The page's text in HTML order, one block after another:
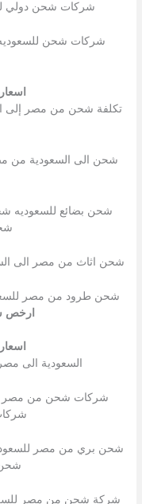
شركات شحن دولي
شركات شحن
تكلفة شحن من مصر إلى
شحن الى السعودية من
شحن بضائع للسعوديه
شحن اثاث من مصر الى
شحن طرود من مصر
ارخص
السعودية الى
شركات شحن من مصر
شحن بري من مصر
شركة شحن من مصر